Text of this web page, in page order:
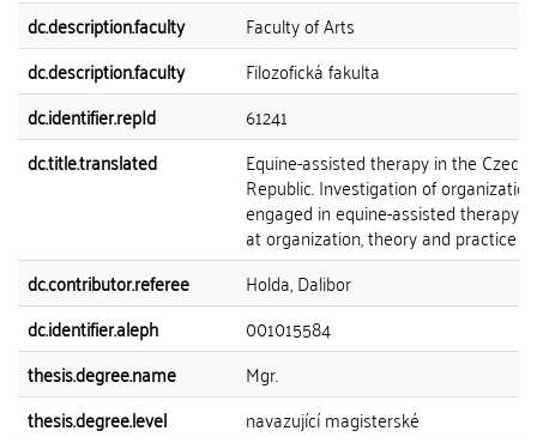
dc.description.faculty
Faculty of Arts
dc.description.faculty
Filozofická fakulta
dc.identifier.repId
61241
dc.title.translated
Equine-assisted therapy in the Czech
Republic. Investigation of
engaged in equine-assisted therapy
at organization, theory and practice
dc.contributor.referee
Holda, Dalibor
dc.identifier.aleph
001015584
thesis.degree.name
Mgr.
thesis.degree.level
navazující magisterské